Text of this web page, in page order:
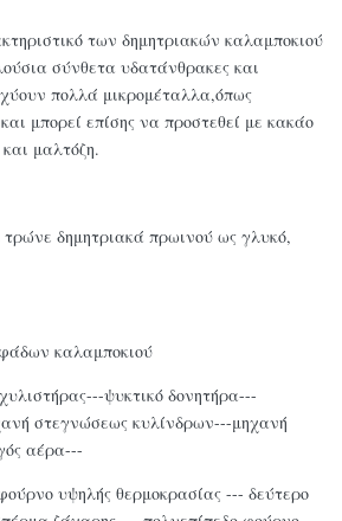
των δημητριακών καλαμποκιού
σύνθετα υδατάνθρακες και
πολλά μικρομέταλλα,όπως
μπορεί επίσης να προστεθεί με κακάο
μαλτόζη.
δημητριακά πρωινού ως γλυκό,
καλαμποκιού
ψυκτικό δονητήρα---
στεγνώσεως κυλίνδρων---μηχανή
αέρα---
υψηλής θερμοκρασίας --- δεύτερο